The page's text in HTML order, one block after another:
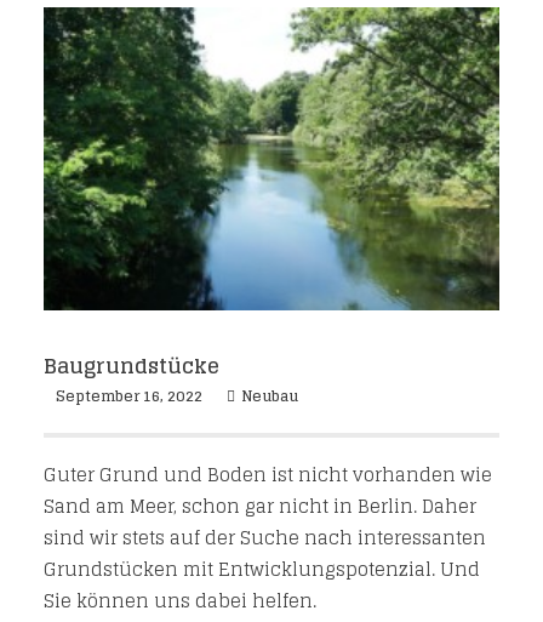
Baugrundstücke
September 16, 2022 Neubau
Guter Grund und Boden ist nicht vorhanden wie
Sand am Meer, schon gar nicht in Berlin. Daher
sind wir stets auf der Suche nach interessanten
Grundstücken mit Entwicklungspotenzial. Und
Sie können uns dabei helfen.